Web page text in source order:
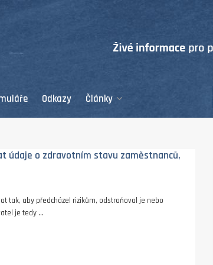
Odkazy Články
údaje o zdravotním stavu zaměstnanců,
tak, aby předcházel rizikům, odstraňoval je nebo
je tedy ...